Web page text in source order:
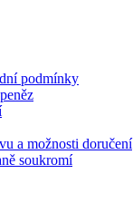
podmínky
a možnosti doručení
soukromí